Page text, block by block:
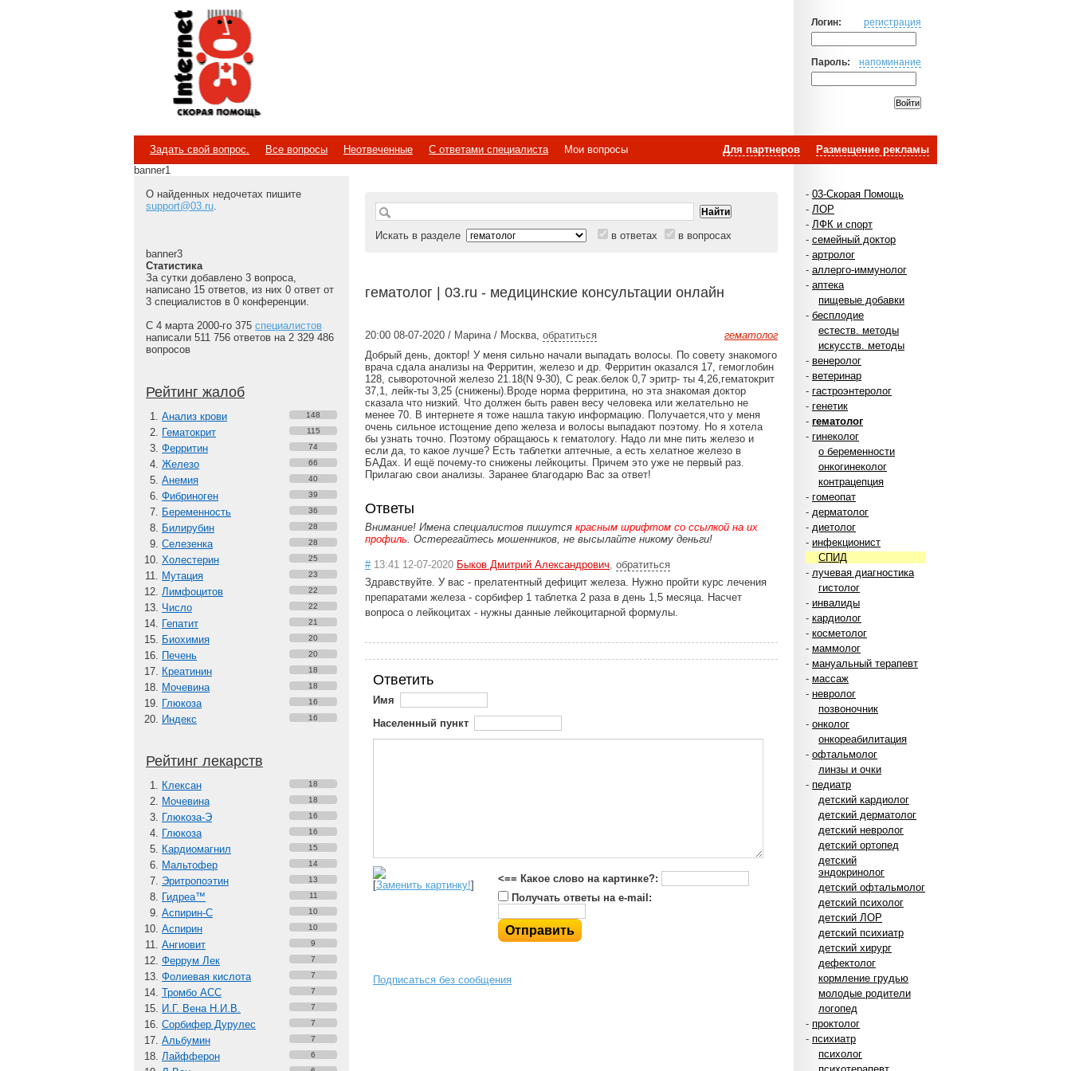
Логин: регистрация
Пароль: напоминание
Internet
Скорая помощь
Размещение рекламы
Для партнеров
Задать свой вопрос. Все вопросы Неотвеченные С ответами специалиста
Мои вопросы
banner1
- 03-Скорая Помощь
- ЛОР
- ЛФК и спорт
- семейный доктор
- артролог
- аллерго-иммунолог
- аптека
пищевые добавки
- бесплодие
естеств. методы
искусств. методы
- венеролог
- ветеринар
- гастроэнтеролог
- генетик
- гематолог
- гинеколог
о беременности
онкогинеколог
контрацепция
- гомеопат
- дерматолог
- диетолог
- инфекционист
СПИД
- лучевая диагностика
гистолог
- инвалиды
- кардиолог
- косметолог
- маммолог
- мануальный терапевт
- массаж
- невролог
позвоночник
- онколог
онкореабилитация
- офтальмолог
линзы и очки
- педиатр
детский кардиолог
детский дерматолог
детский невролог
детский ортопед
детский
эндокринолог
детский офтальмолог
детский психолог
детский ЛОР
детский психиатр
детский хирург
дефектолог
кормление грудью
молодые родители
логопед
- проктолог
- психиатр
психолог
О найденных недочетах пишите
support@03.ru.
banner3
Статистика
За сутки добавлено 3 вопроса,
написано 15 ответов, из них 0 ответ от
3 специалистов в 0 конференции.
С 4 марта 2000-го 375 специалистов
написали 511 756 ответов на 2 329 486
вопросов
Рейтинг жалоб
Анализ крови 148
Гематокрит 115
Ферритин 74
Железо 66
Анемия 40
Фибриноген 39
Беременность 36
Билирубин 28
Селезенка 28
Холестерин 25
Мутация 23
Лимфоцитов 22
Число 22
Гепатит 21
Биохимия 20
Печень 20
Креатинин 18
Мочевина 18
Глюкоза 16
Индекс 16
Рейтинг лекарств
Клексан 18
Мочевина 18
Глюкоза-Э 16
Глюкоза 16
Кардиомагнил 15
Мальтофер 14
Эритропоэтин 13
Гидреа™ 11
Аспирин-C 10
Аспирин 10
Ангиовит 9
Феррум Лек 7
Фолиевая кислота 7
Тромбо АСС 7
И.Г. Вена Н.И.В. 7
Сорбифер Дурулес 7
Альбумин 7
Лайфферон 6
Искать в разделе в ответах в вопросах
гематолог | 03.ru - медицинские консультации онлайн
гематолог
20:00 08-07-2020 / Марина / Москва, обратиться
Добрый день, доктор! У меня сильно начали выпадать волосы. По совету знакомого
врача сдала анализы на Ферритин, железо и др. Ферритин оказался 17, гемоглобин
128, сывороточной железо 21.18(N 9-30), C реак.белок 0,7 эритр- ты 4,26,гематокрит
37,1, лейк-ты 3,25 (снижены).Вроде норма ферритина, но эта знакомая доктор
сказала что низкий. Что должен быть равен весу человека или желательно не
менее 70. В интернете я тоже нашла такую информацию. Получается,что у меня
очень сильное истощение депо железа и волосы выпадают поэтому. Но я хотела
бы узнать точно. Поэтому обращаюсь к гематологу. Надо ли мне пить железо и
если да, то какое лучше? Есть таблетки аптечные, а есть хелатное железо в
БАДах. И ещё почему-то снижены лейкоциты. Причем это уже не первый раз.
Прилагаю свои анализы. Заранее благодарю Вас за ответ!
Ответы
Внимание! Имена специалистов пишутся красным шрифтом со ссылкой на их
профиль. Остерегайтесь мошенников, не высылайте никому деньги!
#13:41 12-07-2020 Быков Дмитрий Александрович, обратиться
Здравствуйте. У вас - прелатентный дефицит железа. Нужно пройти курс лечения
препаратами железа - сорбифер 1 таблетка 2 раза в день 1,5 месяца. Насчет
вопроса о лейкоцитах - нужны данные лейкоцитарной формулы.
Ответить
Имя
Населенный пункт
[Заменить картинку!]
<== Какое слово на картинке?:
Получать ответы на e-mail:
Подписаться без сообщения